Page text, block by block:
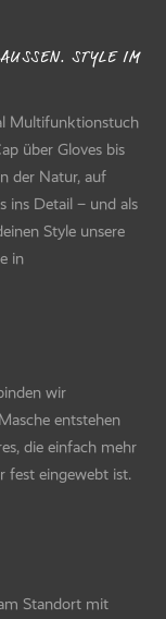
STYLE IM AL
Multifunktionstuch
über Gloves bis
der Natur, auf
ins Detail – und als
Style unsere
in
wir
entstehen
die einfach mehr
fest eingewebt ist.
Standort mit